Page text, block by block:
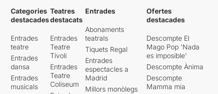
Categories
destacades
Entrades
teatre
Entrades
dansa
Entrades
musicals
Teatres
destacats
Entrades
Teatre
Tívoli
Entrades
Teatre
Coliseum
Entrades
Abonaments
teatrals
Tiquets Regal
Entrades
espectacles a
Madrid
Millors monòlegs
Ofertes
destacades
Descompte El
Mago Pop 'Nada
es imposible'
Descompte Ànima
Descompte
Mamma mia